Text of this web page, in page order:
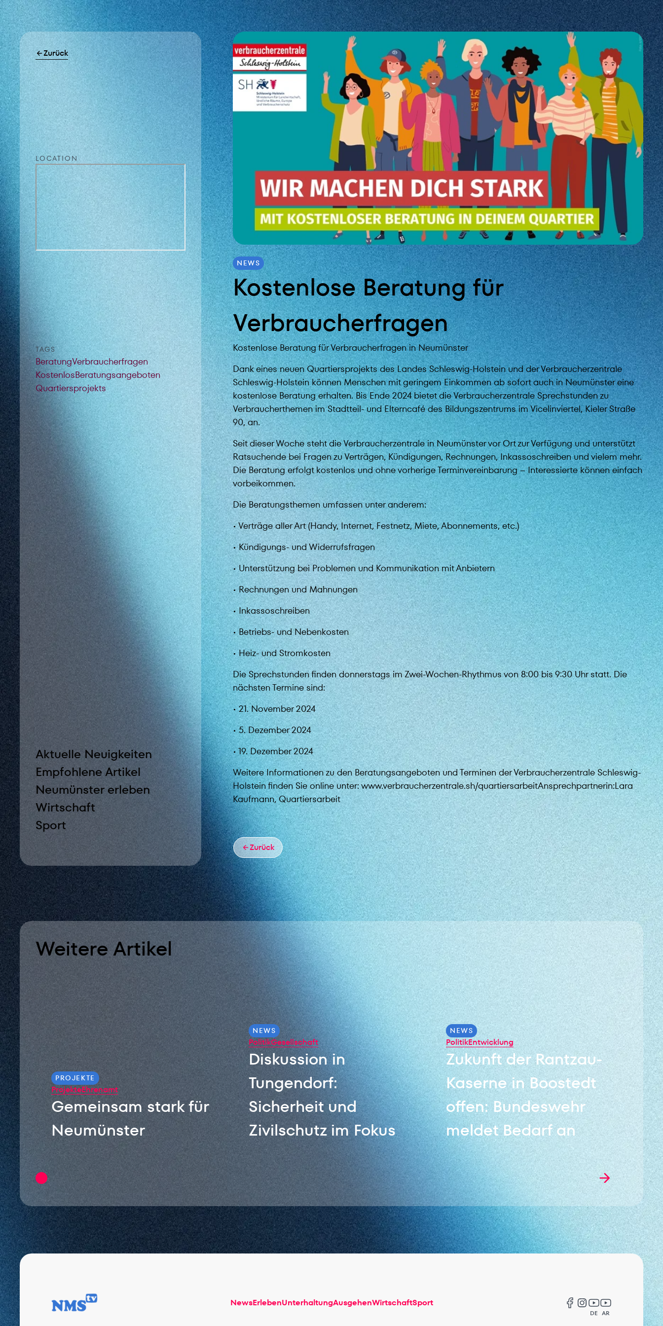
Zurück
LOCATION
TAGS
BeratungVerbraucherfragen
KostenlosBeratungsangeboten
Quartiersprojekts
Aktuelle Neuigkeiten
Empfohlene Artikel
Neumünster erleben
Wirtschaft
Sport
NEWS
Kostenlose Beratung für
Verbraucherfragen
Kostenlose Beratung für Verbraucherfragen in Neumünster
Dank eines neuen Quartiersprojekts des Landes Schleswig-Holstein und der Verbraucherzentrale
Schleswig-Holstein können Menschen mit geringem Einkommen ab sofort auch in Neumünster eine
kostenlose Beratung erhalten. Bis Ende 2024 bietet die Verbraucherzentrale Sprechstunden zu
Verbraucherthemen im Stadtteil- und Elterncafé des Bildungszentrums im Vicelinviertel, Kieler Straße
90, an.
Seit dieser Woche steht die Verbraucherzentrale in Neumünster vor Ort zur Verfügung und unterstützt
Ratsuchende bei Fragen zu Verträgen, Kündigungen, Rechnungen, Inkassoschreiben und vielem mehr.
Die Beratung erfolgt kostenlos und ohne vorherige Terminvereinbarung – Interessierte können einfach
vorbeikommen.
Die Beratungsthemen umfassen unter anderem:
• Verträge aller Art (Handy, Internet, Festnetz, Miete, Abonnements, etc.)
• Kündigungs- und Widerrufsfragen
• Unterstützung bei Problemen und Kommunikation mit Anbietern
• Rechnungen und Mahnungen
• Inkassoschreiben
• Betriebs- und Nebenkosten
• Heiz- und Stromkosten
Die Sprechstunden finden donnerstags im Zwei-Wochen-Rhythmus von 8:00 bis 9:30 Uhr statt. Die
nächsten Termine sind:
• 21. November 2024
• 5. Dezember 2024
• 19. Dezember 2024
Weitere Informationen zu den Beratungsangeboten und Terminen der Verbraucherzentrale Schleswig-
Holstein finden Sie online unter: www.verbraucherzentrale.sh/quartiersarbeitAnsprechpartnerin:Lara
Kaufmann, Quartiersarbeit
Zurück
Weitere Artikel
PROJEKTE
ProjekteEhrenamt
Gemeinsam stark für
Neumünster
NEWS
PolitikGesellschaft
Diskussion in
Tungendorf:
Sicherheit und
Zivilschutz im Fokus
NEWS
PolitikEntwicklung
Zukunft der Rantzau-
Kaserne in Boostedt
offen: Bundeswehr
meldet Bedarf an
NewsErlebenUnterhaltungAusgehenWirtschaftSport
DE AR